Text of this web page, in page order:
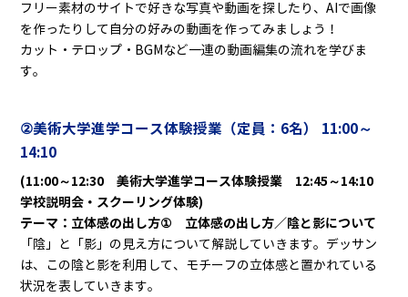
フリー素材のサイトで好きな写真や動画を探したり、AIで画像
を作ったりして自分の好みの動画を作ってみましょう！
カット・テロップ・BGMなど一連の動画編集の流れを学びま
す。
②美術大学進学コース体験授業（定員：6名） 11:00～
14:10
(11:00～12:30 美術大学進学コース体験授業 12:45～14:10
学校説明会・スクーリング体験)
テーマ：立体感の出し方① 立体感の出し方／陰と影について
「陰」と「影」の見え方について解説していきます。デッサン
は、この陰と影を利用して、モチーフの立体感と置かれている
状況を表していきます。